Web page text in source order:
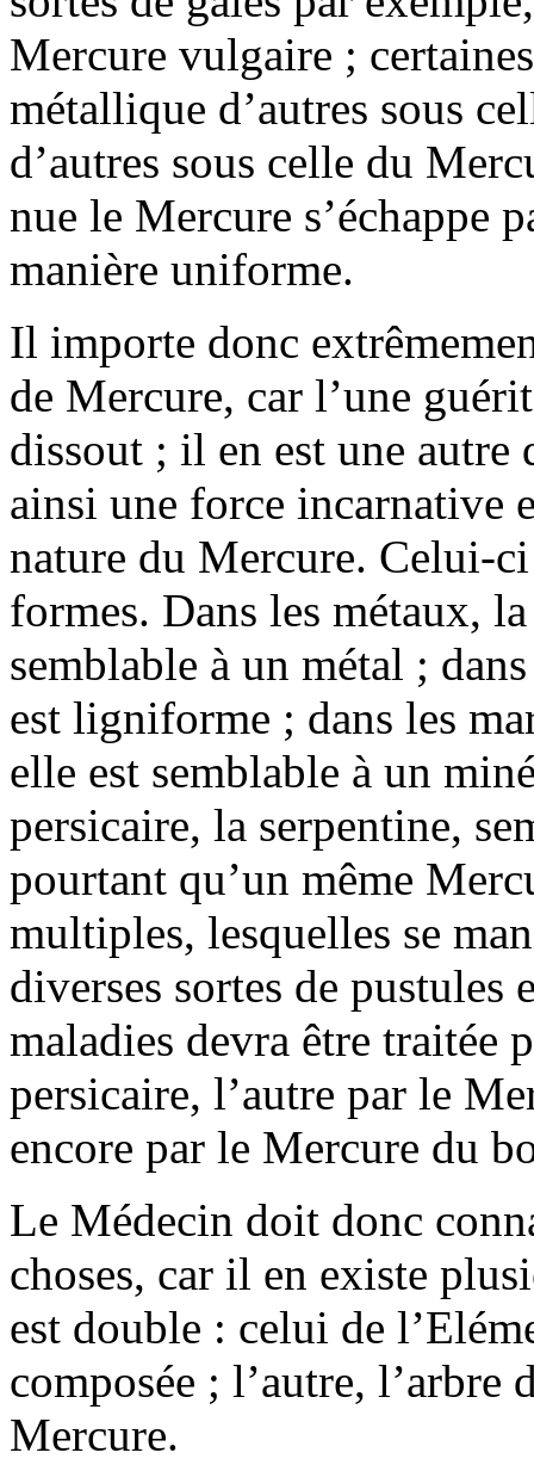
Mercure vulgaire ;
métallique d’autres sous
d’autres sous celle du
nue le Mercure s’échappe
manière uniforme.
Il importe donc
de Mercure, car l’une
dissout ; il en est une
ainsi une force incarnative
nature du Mercure. Celui-
formes. Dans les métaux,
semblable à un métal ;
est ligniforme ; dans les
elle est semblable à un
persicaire, la serpentine,
pourtant qu’un même
multiples, lesquelles se
diverses sortes de pustules
maladies devra être traitée
persicaire, l’autre par le
encore par le Mercure du
Le Médecin doit donc
choses, car il en existe
est double : celui de
composée ; l’autre,
Mercure.